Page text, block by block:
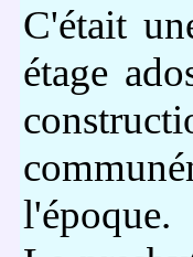
C'était
étage
l'époque.